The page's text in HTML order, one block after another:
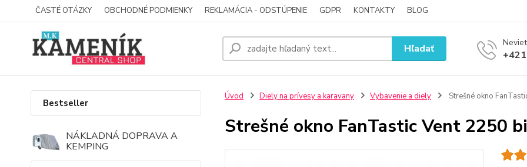
ČASTÉ OTÁZKY OBCHODNÉ PODMIENKY REKLAMÁCIA - ODSTÚPENIE GDPR KONTAKTY BLOG
Hľadať
Bestseller
NÁKLADNÁ DOPRAVA A
KEMPING
Úvod Diely na prívesy a karavany Vybavenie a diely Strešné okno
Strešné okno FanTastic Vent 2250